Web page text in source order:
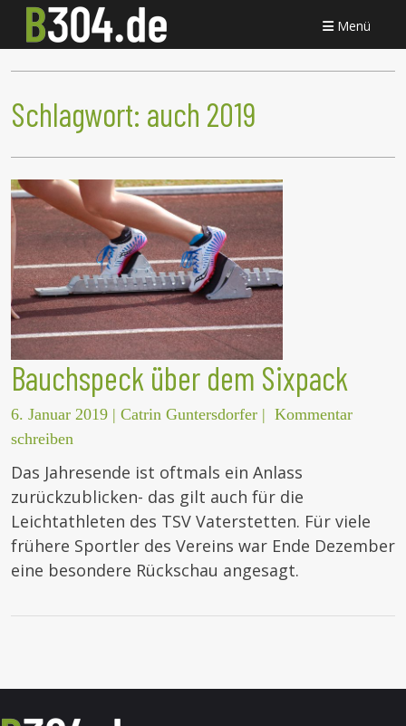
Menü
Schlagwort: auch 2019
Bauchspeck über dem Sixpack
6. Januar 2019 | Catrin Guntersdorfer | Kommentar
schreiben
Das Jahresende ist oftmals ein Anlass
zurückzublicken- das gilt auch für die
Leichtathleten des TSV Vaterstetten. Für viele
frühere Sportler des Vereins war Ende Dezember
eine besondere Rückschau angesagt.